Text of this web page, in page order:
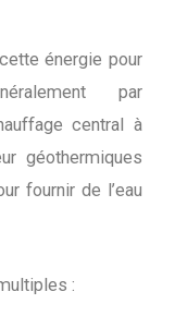
énergie pour
par
central à
géothermiques
fournir de l’eau
: